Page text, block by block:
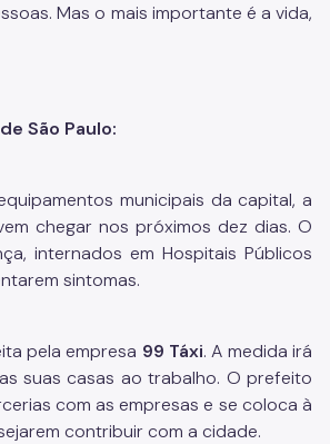
Mas o mais importante é a vida,
São Paulo:
municipais da capital, a
chegar nos próximos dez dias. O
internados em Hospitais Públicos
sintomas.
pela empresa 99 Táxi. A medida irá
suas casas ao trabalho. O prefeito
com as empresas e se coloca à
contribuir com a cidade.